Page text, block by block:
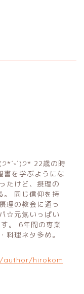
22歳の時
書を学ぶようにな
たけど、摂理の
。 同じ信仰を持
理の教会に通っ
☆元気いっぱい
。 6年間の専業
料理ネタ多め。
author/hirokom